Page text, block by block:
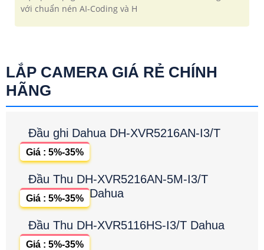
với chuẩn nén AI-Coding và H
LẮP CAMERA GIÁ RẺ CHÍNH
HÃNG
Đầu ghi Dahua DH-XVR5216AN-I3/T
Giá : 5%-35%
Đầu Thu DH-XVR5216AN-5M-I3/T
Dahua
Giá : 5%-35%
Đầu Thu DH-XVR5116HS-I3/T Dahua
Giá : 5%-35%